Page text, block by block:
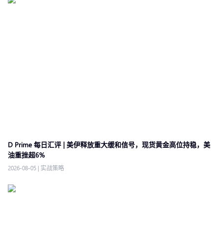
D Prime 每日汇评 | 美伊释放重大缓和信号，现货黄金高位持稳，美
油重挫超6%
2026-08-05 | 实战策略